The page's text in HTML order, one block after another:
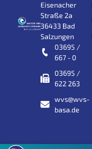
Eisenacher
Straße 2a
36433 Bad
Salzungen
03695 /
667 - 0
03695 /
622 263
wvs@wvs-
basa.de